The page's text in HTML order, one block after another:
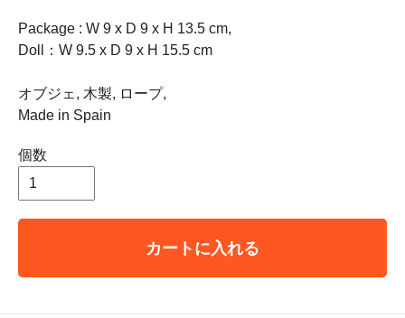
Package : W 9 x D 9 x H 13.5 cm,
Doll：W 9.5 x D 9 x H 15.5 cm
オブジェ, 木製, ロープ,
Made in Spain
個数
カートに入れる